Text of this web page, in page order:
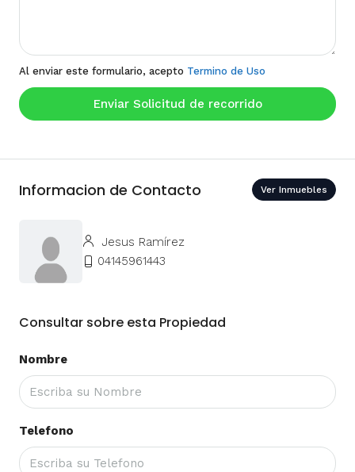
Al enviar este formulario, acepto Termino de Uso
Enviar Solicitud de recorrido
Informacion de Contacto Ver Inmuebles
Jesus Ramírez
04145961443
Consultar sobre esta Propiedad
Nombre
Telefono